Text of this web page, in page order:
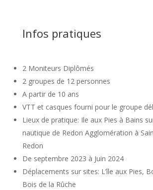
Infos pratiques
2 Moniteurs Diplômés
2 groupes de 12 personnes
A partir de 10 ans
VTT et casques fourni pour le groupe
Lieux de pratique: Ile aux Pies à Bains
nautique de Redon Agglomération à
Redon
De septembre 2023 à Juin 2024
Déplacements sur sites: L’île aux Pies,
Bois de la Rûche